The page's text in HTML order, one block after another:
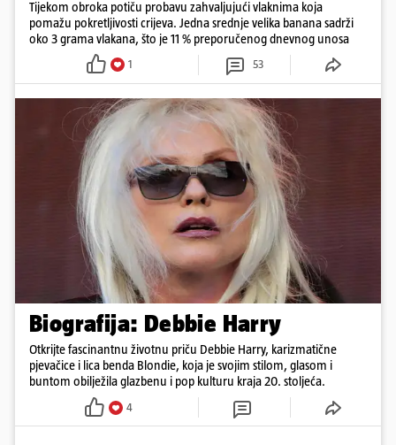
Tijekom obroka potiču probavu zahvaljujući vlaknima koja
pomažu pokretljivosti crijeva. Jedna srednje velika banana sadrži
oko 3 grama vlakana, što je 11 % preporučenog dnevnog unosa
1 53
Biografija: Debbie Harry
Otkrijte fascinantnu životnu priču Debbie Harry, karizmatične
pjevačice i lica benda Blondie, koja je svojim stilom, glasom i
buntom obilježila glazbenu i pop kulturu kraja 20. stoljeća.
4